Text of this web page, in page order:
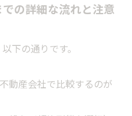
の詳細な流れと注意
下の通りです。
動産会社で比較するのが